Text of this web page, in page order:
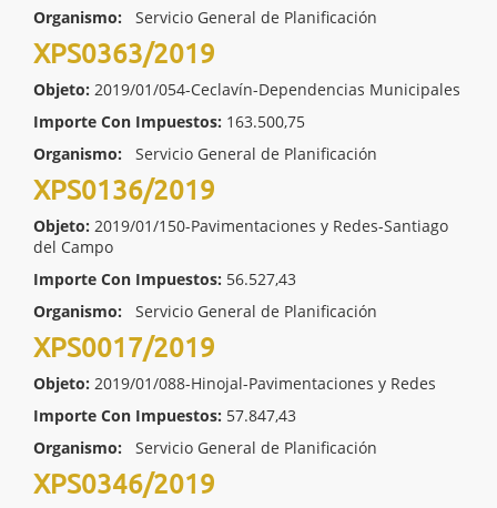
Organismo: Servicio General de Planificación
XPS0363/2019
Objeto: 2019/01/054-Ceclavín-Dependencias Municipales
Importe Con Impuestos: 163.500,75
Organismo:
Servicio General de Planificación
XPS0136/2019
Objeto: 2019/01/150-Pavimentaciones y Redes-Santiago
del Campo
Importe Con Impuestos: 56.527,43
Organismo:
Servicio General de Planificación
XPS0017/2019
Objeto: 2019/01/088-Hinojal-Pavimentaciones y Redes
Importe Con Impuestos: 57.847,43
Organismo:
Servicio General de Planificación
XPS0346/2019